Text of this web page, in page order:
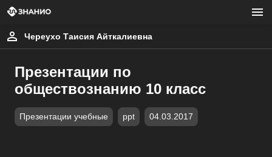
Череухо Таисия Айткалиевна
Презентации по
обществознанию 10 класс
Презентации учебные ppt 04.03.2017